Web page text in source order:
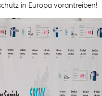
in Europa vorantreiben!